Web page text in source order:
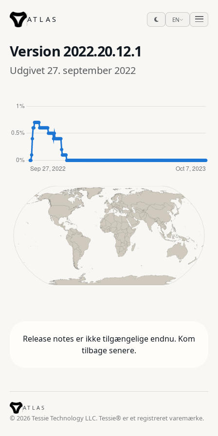
ATLAS EN
Version 2022.20.12.1
Udgivet 27. september 2022
Release notes er ikke tilgængelige endnu. Kom
tilbage senere.
ATLAS
© 2026 Tessie Technology LLC. Tessie® er et registreret varemærke.